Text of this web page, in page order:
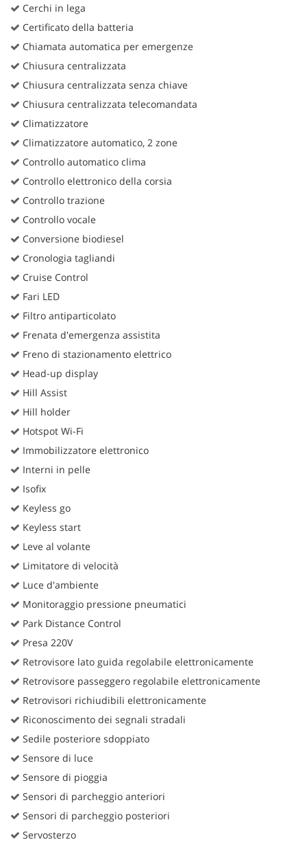
Cerchi in lega
Certificato della batteria
Chiamata automatica per emergenze
Chiusura centralizzata
Chiusura centralizzata senza chiave
Chiusura centralizzata telecomandata
Climatizzatore
Climatizzatore automatico, 2 zone
Controllo automatico clima
Controllo elettronico della corsia
Controllo trazione
Controllo vocale
Conversione biodiesel
Cronologia tagliandi
Cruise Control
Fari LED
Filtro antiparticolato
Frenata d'emergenza assistita
Freno di stazionamento elettrico
Head-up display
Hill Assist
Hill holder
Hotspot Wi-Fi
Immobilizzatore elettronico
Interni in pelle
Isofix
Keyless go
Keyless start
Leve al volante
Limitatore di velocità
Luce d'ambiente
Monitoraggio pressione pneumatici
Park Distance Control
Presa 220V
Retrovisore lato guida regolabile elettronicamente
Retrovisore passeggero regolabile elettronicamente
Retrovisori richiudibili elettronicamente
Riconoscimento dei segnali stradali
Sedile posteriore sdoppiato
Sensore di luce
Sensore di pioggia
Sensori di parcheggio anteriori
Sensori di parcheggio posteriori
Servosterzo